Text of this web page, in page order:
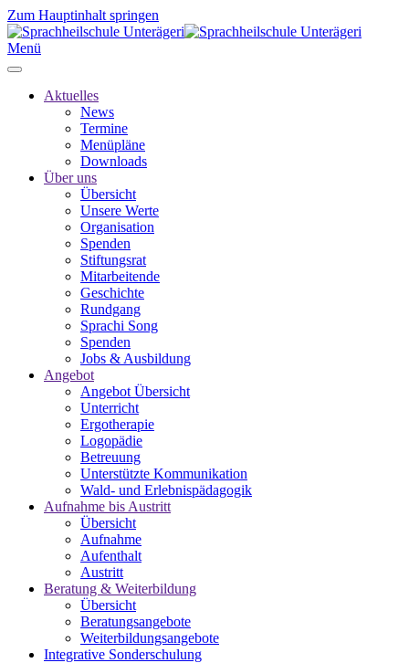
Zum Hauptinhalt springen
Menü
Aktuelles
News
Termine
Menüpläne
Downloads
Über uns
Übersicht
Unsere Werte
Organisation
Spenden
Stiftungsrat
Mitarbeitende
Geschichte
Rundgang
Sprachi Song
Spenden
Jobs & Ausbildung
Angebot
Angebot Übersicht
Unterricht
Ergotherapie
Logopädie
Betreuung
Unterstützte Kommunikation
Wald- und Erlebnispädagogik
Aufnahme bis Austritt
Übersicht
Aufnahme
Aufenthalt
Austritt
Beratung & Weiterbildung
Übersicht
Beratungsangebote
Weiterbildungsangebote
Integrative Sonderschulung